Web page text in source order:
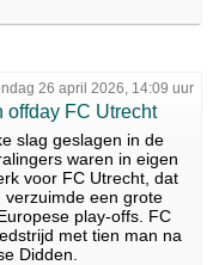
26 april 2026, 14:09 uur
offday FC Utrecht
slag geslagen in de
waren in eigen
voor FC Utrecht, dat
een grote
play-offs. FC
met tien man na
Didden.